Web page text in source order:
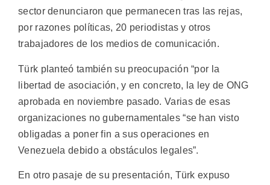
sector denunciaron que permanecen tras las rejas,
por razones políticas, 20 periodistas y otros
trabajadores de los medios de comunicación.
Türk planteó también su preocupación “por la
libertad de asociación, y en concreto, la ley de ONG
aprobada en noviembre pasado. Varias de esas
organizaciones no gubernamentales “se han visto
obligadas a poner fin a sus operaciones en
Venezuela debido a obstáculos legales”.
En otro pasaje de su presentación, Türk expuso